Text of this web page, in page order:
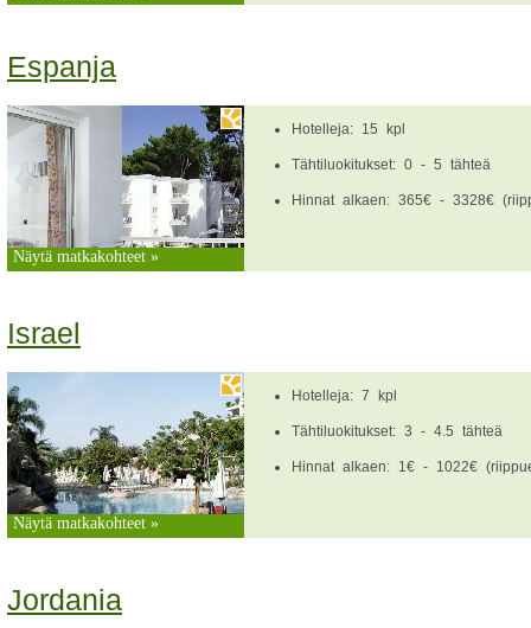
Espanja
Hotelleja: 15 kpl
Tähtiluokitukset: 0 - 5 tähteä
Hinnat alkaen: 365€ - 3328€
Näytä matkakohteet »
Israel
Hotelleja: 7 kpl
Tähtiluokitukset: 3 - 4.5 tähteä
Hinnat alkaen: 1€ - 1022€
Näytä matkakohteet »
Jordania